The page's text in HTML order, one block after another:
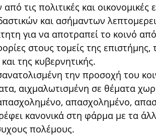
τις πολιτικές και οικονομικές
και ασήμαντων
για να αποτραπεί το κοινό
στους τομείς της επιστήμης,
της κυβερνητικής.
την προσοχή του
αιχμαλωτισμένη σε θέματα
απασχολημένο,
κανονικά στη φάρμα με τα
πολέμους.